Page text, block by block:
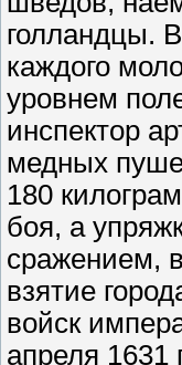
голландцы.
каждого
уровнем
инспектор
медных
180
боя, а
сражением,
взятие
войск
апреля 1631